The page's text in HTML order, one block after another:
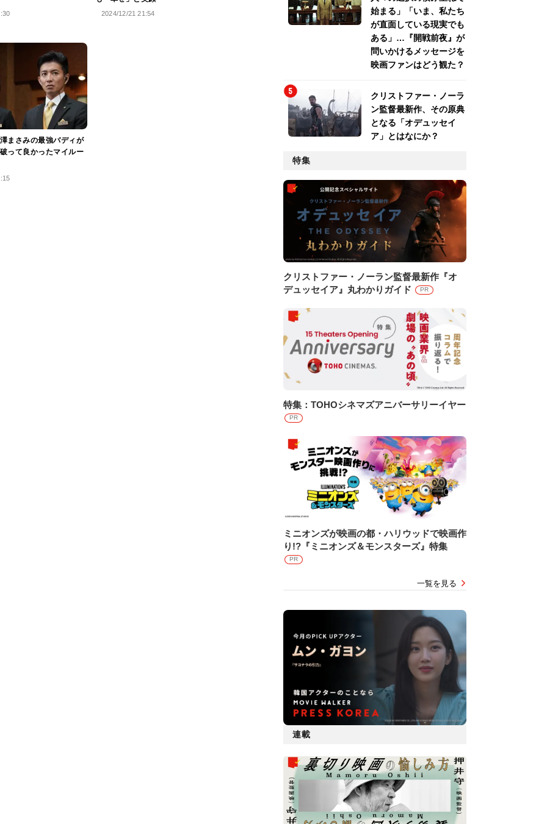
2024/12/21 21:54
まさみの最強バディが
って良かったマイルー
始まる」「いま、私たち
が直面している現実でも
ある」…『開戦前夜』が
問いかけるメッセージを
映画ファンはどう観た？
クリストファー・ノーラ
ン監督最新作、その原典
となる「オデュッセイ
ア」とはなにか？
特集
クリストファー・ノーラン監督最新作『オ
デュッセイア』丸わかりガイド
PR
特集：TOHOシネマズアニバーサリーイヤー
PR
ミニオンズが映画の都・ハリウッドで映画作
り!?『ミニオンズ＆モンスターズ』特集
PR
一覧を見る
連載